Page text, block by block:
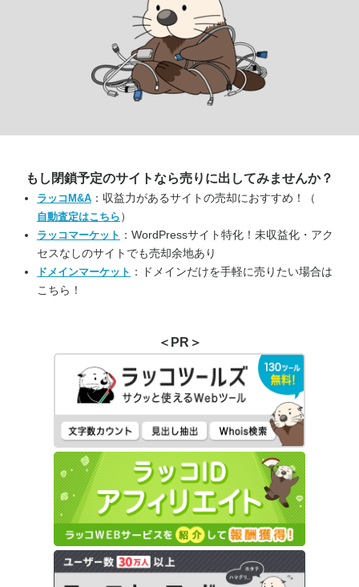
もし閉鎖予定のサイトなら売りに出してみませんか？
ラッコM&A ：収益力があるサイトの売却におすすめ！（
自動査定はこちら ）
ラッコマーケット ：WordPressサイト特化！未収益化・アク
セスなしのサイトでも売却余地あり
ドメインマーケット ：ドメインだけを手軽に売りたい場合は
こちら！
＜PR＞